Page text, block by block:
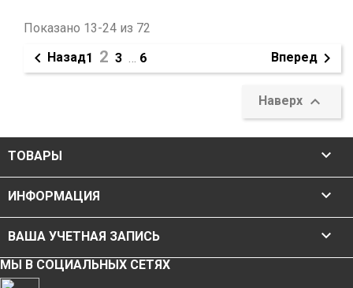
Показано 13-24 из 72
 Назад1 2 3 6 Вперед 
Наверх 
ТОВАРЫ 
ИНФОРМАЦИЯ 
ВАША УЧЕТНАЯ ЗАПИСЬ 
МЫ В СОЦИАЛЬНЫХ СЕТЯХ